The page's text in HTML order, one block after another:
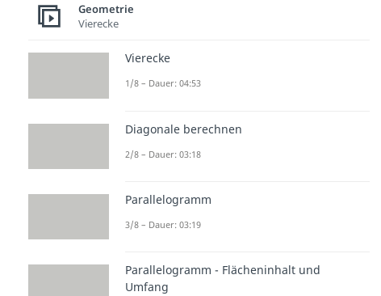
Geometrie
Vierecke
Vierecke
1/8 – Dauer: 04:53
Diagonale berechnen
2/8 – Dauer: 03:18
Parallelogramm
3/8 – Dauer: 03:19
Parallelogramm - Flächeninhalt und
Umfang